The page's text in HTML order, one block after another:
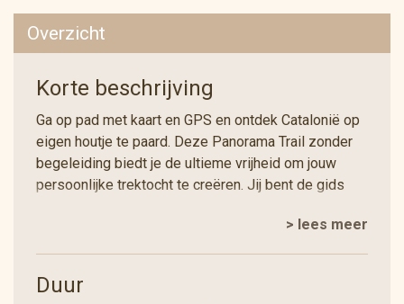
Overzicht
Korte beschrijving
Ga op pad met kaart en GPS en ontdek Catalonië op
eigen houtje te paard. Deze Panorama Trail zonder
begeleiding biedt je de ultieme vrijheid om jouw
persoonlijke trektocht te creëren. Jij bent de gids
van de sensatie om een indrukwekkende
bergwereld zelfstandig te verkennen. Samen met je
voldoening van het trotseren van een gevarieerd en
> lees meer
Duur